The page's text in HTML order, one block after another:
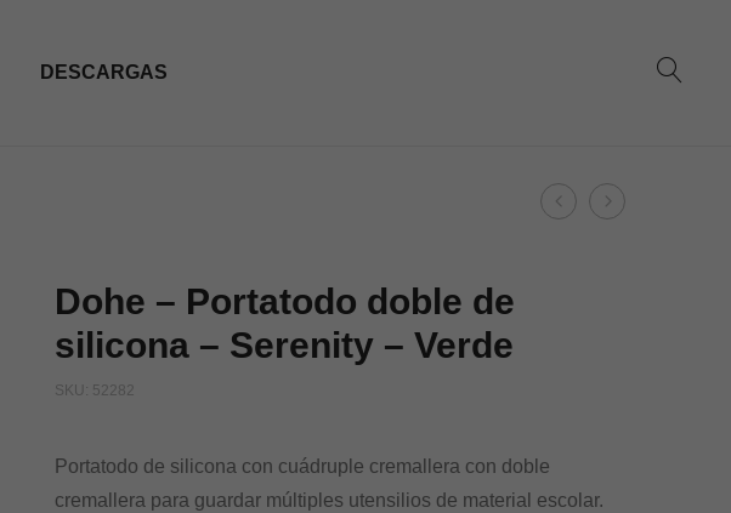
DESCARGAS
Product
Dohe
–
Dohe
–
Dohe – Portatodo doble de
silicona – Serenity – Verde
SKU: 52282
Portatodo de silicona con cuádruple cremallera con doble
cremallera para guardar múltiples utensilios de material escolar.